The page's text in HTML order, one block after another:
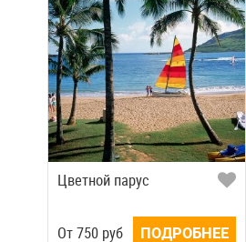
Цветной парус
Oт750руб ПОДРОБНЕЕ